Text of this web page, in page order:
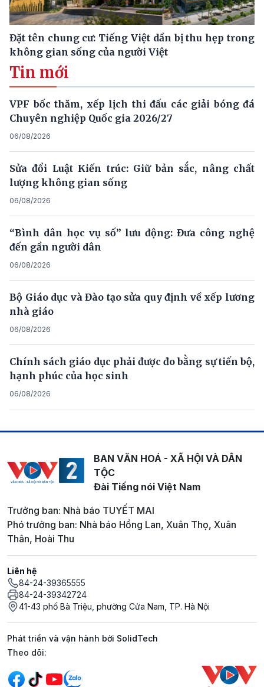
Đặt tên chung cư: Tiếng Việt dần bị thu hẹp trong
không gian sống của người Việt
Tin mới
VPF bốc thăm, xếp lịch thi đấu các giải bóng đá
Chuyên nghiệp Quốc gia 2026/27
06/08/2026
Sửa đổi Luật Kiến trúc: Giữ bản sắc, nâng chất
lượng không gian sống
06/08/2026
“Bình dân học vụ số” lưu động: Đưa công nghệ
đến gần người dân
06/08/2026
Bộ Giáo dục và Đào tạo sửa quy định về xếp lương
nhà giáo
06/08/2026
Chính sách giáo dục phải được đo bằng sự tiến bộ,
hạnh phúc của học sinh
06/08/2026
BAN VĂN HOÁ - XÃ HỘI VÀ DÂN
TỘC
Đài Tiếng nói Việt Nam
Trưởng ban: Nhà báo TUYẾT MAI
Phó trưởng ban: Nhà báo Hồng Lan, Xuân Thọ, Xuân
Thân, Hoài Thu
Liên hệ
84-24-39365555
84-24-39342724
41-43 phố Bà Triệu, phường Cửa Nam, TP. Hà Nội
Phát triển và vận hành bởi SolidTech
Mạng xã hội
Theo dõi: